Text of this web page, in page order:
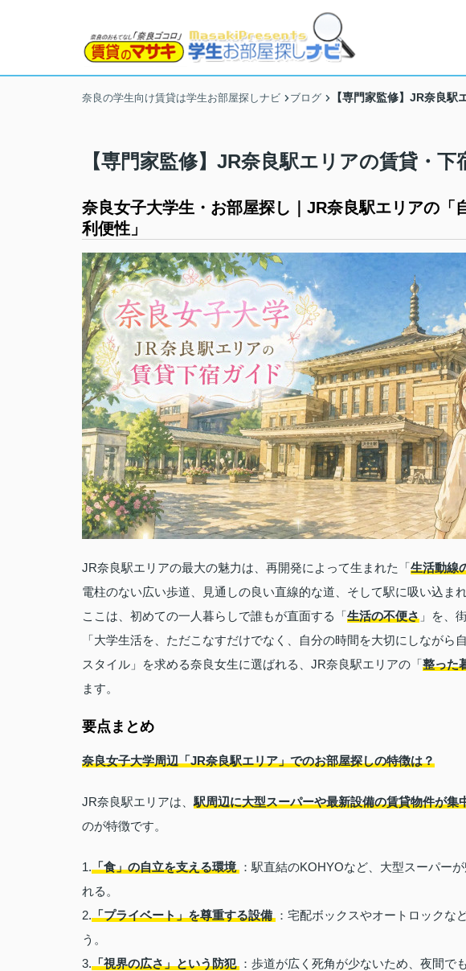
奈良の学生向け賃貸は学生お部屋探しナビ ブログ 【専門家監修】JR奈良
【専門家監修】JR奈良駅エリアの賃貸・
奈良女子大学生・お部屋探し｜JR奈良駅エリアの「
利便性」
JR奈良駅エリアの最大の魅力は、再開発によって生まれた「生活動線
電柱のない広い歩道、見通しの良い直線的な道、そして駅に吸い込ま
ここは、初めての一人暮らしで誰もが直面する「生活の不便さ 」を、
「大学生活を、ただこなすだけでなく、自分の時間を大切にしなが
スタイル」を求める奈良女生に選ばれる、JR奈良駅エリアの「整った
ます。
要点まとめ
奈良女子大学周辺「JR奈良駅エリア」でのお部屋探しの特徴は？
JR奈良駅エリアは、 駅周辺に大型スーパーや最新設備の賃貸物件が集
のが特徴です。
1.「食」の自立を支える環境 ：駅直結のKOHYOなど、大型スーパー
れる。
2.「プライベート」を尊重する設備 ：宅配ボックスやオートロックな
う。
3.「視界の広さ」という防犯 ：歩道が広く死角が少ないため、夜間で